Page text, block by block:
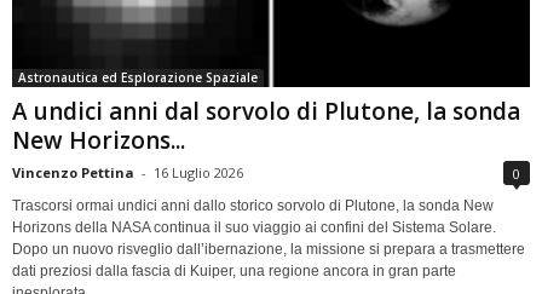
Astronautica ed Esplorazione Spaziale
A undici anni dal sorvolo di Plutone, la sonda
New Horizons...
Vincenzo Pettina - 16 Luglio 2026 0
Trascorsi ormai undici anni dallo storico sorvolo di Plutone, la sonda New
Horizons della NASA continua il suo viaggio ai confini del Sistema Solare.
Dopo un nuovo risveglio dall’ibernazione, la missione si prepara a trasmettere
dati preziosi dalla fascia di Kuiper, una regione ancora in gran parte